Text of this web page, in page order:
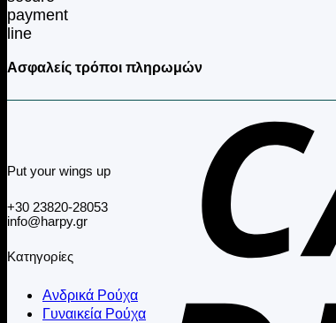
Ασφαλείς τρόποι πληρωμών
Put your wings up
+30 23820-28053
info@harpy.gr
Κατηγορίες
Ανδρικά Ρούχα
Γυναικεία Ρούχα